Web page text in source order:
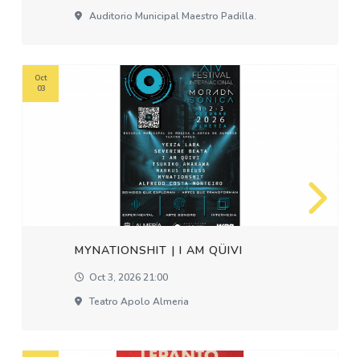
Auditorio Municipal Maestro Padilla.
MYNATIONSHIT | I AM QÜIVI
Oct 3, 2026 21:00
Teatro Apolo Almeria
Oct
03